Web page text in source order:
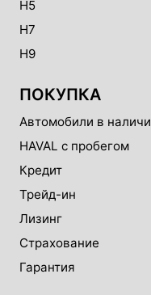
H5
H7
H9
ПОКУПКА
Автомобили в
HAVAL с пробегом
Кредит
Трейд-ин
Лизинг
Страхование
Гарантия